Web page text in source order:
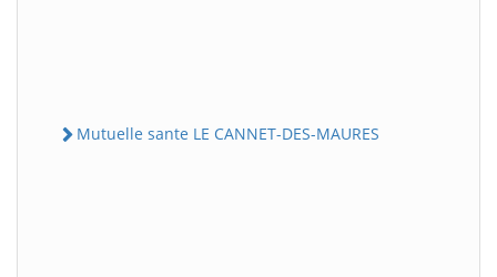
Mutuelle sante LE CANNET-DES-MAURES